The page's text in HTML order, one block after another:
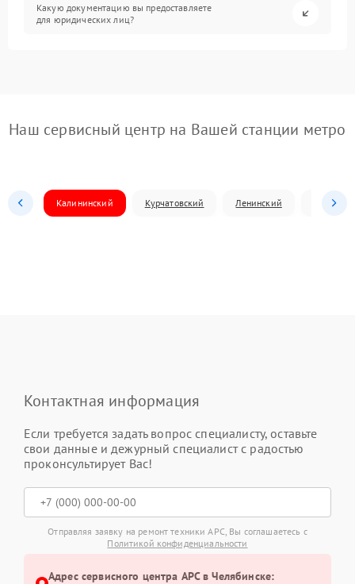
Какую документацию вы предоставляете
для юридических лиц?
Наш сервисный центр на Вашей станции метро
Калининский Курчатовский Ленинский
Контактная информация
Если требуется задать вопрос специалисту, оставьте
свои данные и дежурный специалист с радостью
проконсультирует Вас!
Отправляя заявку на ремонт техники APC, Вы соглашаетесь с
Политикой конфиденциальности
Адрес сервисного центра APC в Челябинске: